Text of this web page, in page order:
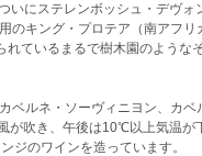
いにステレンボッシュ・デヴォ
のキング・プロテア（南アフリ
れているまるで樹木園のような
ベルネ・ソーヴィニヨン、カベ
が吹き、午後は10℃以上気温が
ジのワインを造っています。